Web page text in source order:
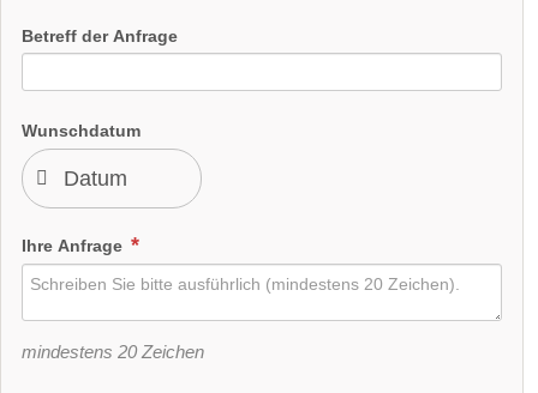
Betreff der Anfrage
Wunschdatum
Ihre Anfrage
mindestens 20 Zeichen